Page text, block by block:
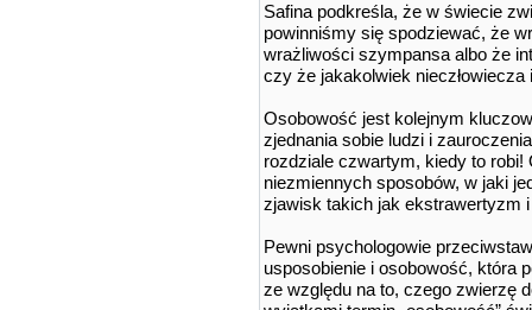
Safina podkreśla, że w świecie
powinniśmy się spodziewać, że
wrażliwości szympansa albo że
czy że jakakolwiek
Osobowość jest kolejnym
zjednania sobie ludzi i
rozdziale czwartym, kiedy to robi!
niezmiennych sposobów, w jaki
zjawisk takich jak ekstrawertyzm
Pewni psychologowie
usposobienie i osobowość, która
ze względu na to, czego zwierzę